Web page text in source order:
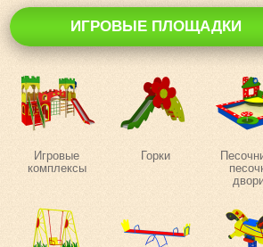
ИГРОВЫЕ ПЛОЩАДКИ
Игровые
комплексы
Горки